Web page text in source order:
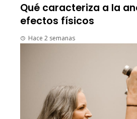
Qué caracteriza a la
efectos físicos
Hace 2 semanas